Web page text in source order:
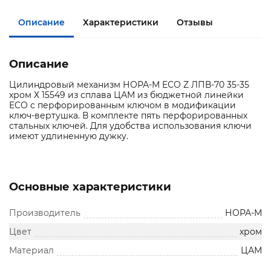
Описание Характеристики Отзывы
Описание
Цилиндровый механизм НОРА-М ЕСО Z ЛПВ-70 35-35
хром Х 15549 из сплава ЦАМ из бюджетной линейки
ECO с перфорированным ключом в модификации
ключ-вертушка. В комплекте пять перфорированных
стальных ключей. Для удобства использования ключи
имеют удлиненную дужку.
Основные характеристики
Производитель
НОРА-М
Цвет
хром
Материал
ЦАМ